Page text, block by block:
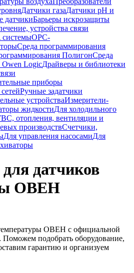
Датчики газаДатчики pH и
датчикиБарьеры искрозащиты
устройства связи
OPC-
Среда программирования
ПолигонСреда
Owen LogicДрайверы и библиотеки
приборы
Ручные задатчики
устройстваИзмерители-
жидкостиДля холодильного
отопления, вентиляции и
производствСчетчики,
Для управления насосамиДля
датчиков
ОВЕН
ОВЕН с официальной
Поможем подобрать оборудование,
гарантию и организуем